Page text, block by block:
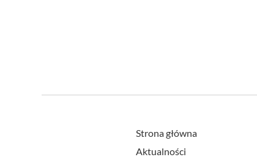
Strona główna
Aktualności